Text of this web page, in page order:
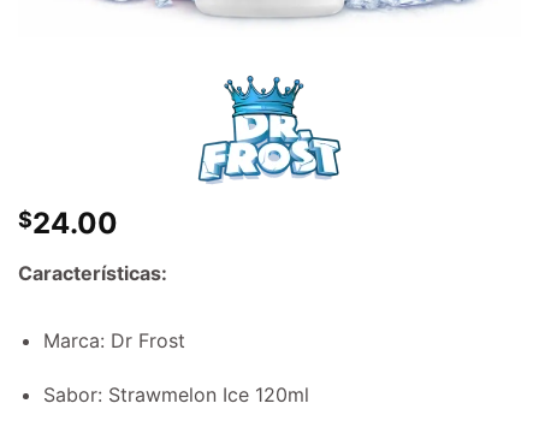
$24.00
Características:
Marca: Dr Frost
Sabor: Strawmelon Ice 120ml